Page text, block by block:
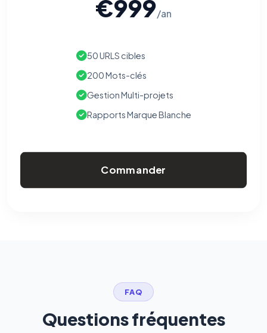
€999/an
50 URLS cibles
200 Mots-clés
Gestion Multi-projets
Rapports Marque Blanche
Commander
FAQ
Questions fréquentes